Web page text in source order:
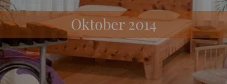
Oktober 2014